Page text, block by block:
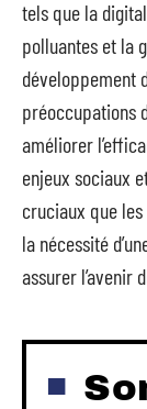
tels que la
polluantes et la
développement
préoccupations
améliorer
enjeux sociaux
cruciaux que
la nécessité
assurer l’avenir